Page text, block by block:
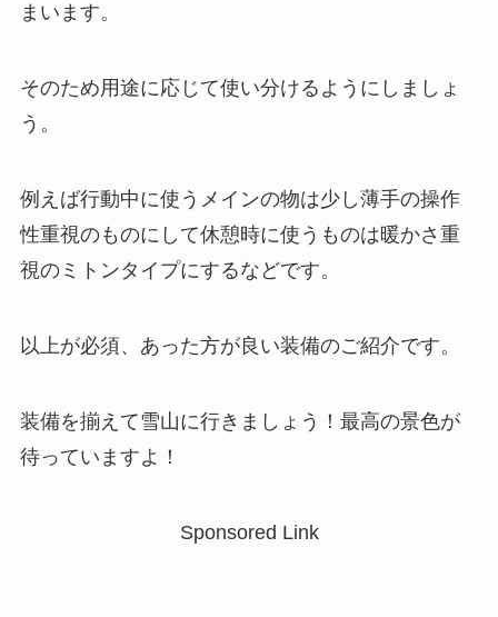
まいます。
そのため用途に応じて使い分けるようにしましょ
う。
例えば行動中に使うメインの物は少し薄手の操作
性重視のものにして休憩時に使うものは暖かさ重
視のミトンタイプにするなどです。
以上が必須、あった方が良い装備のご紹介です。
装備を揃えて雪山に行きましょう！最高の景色が
待っていますよ！
Sponsored Link